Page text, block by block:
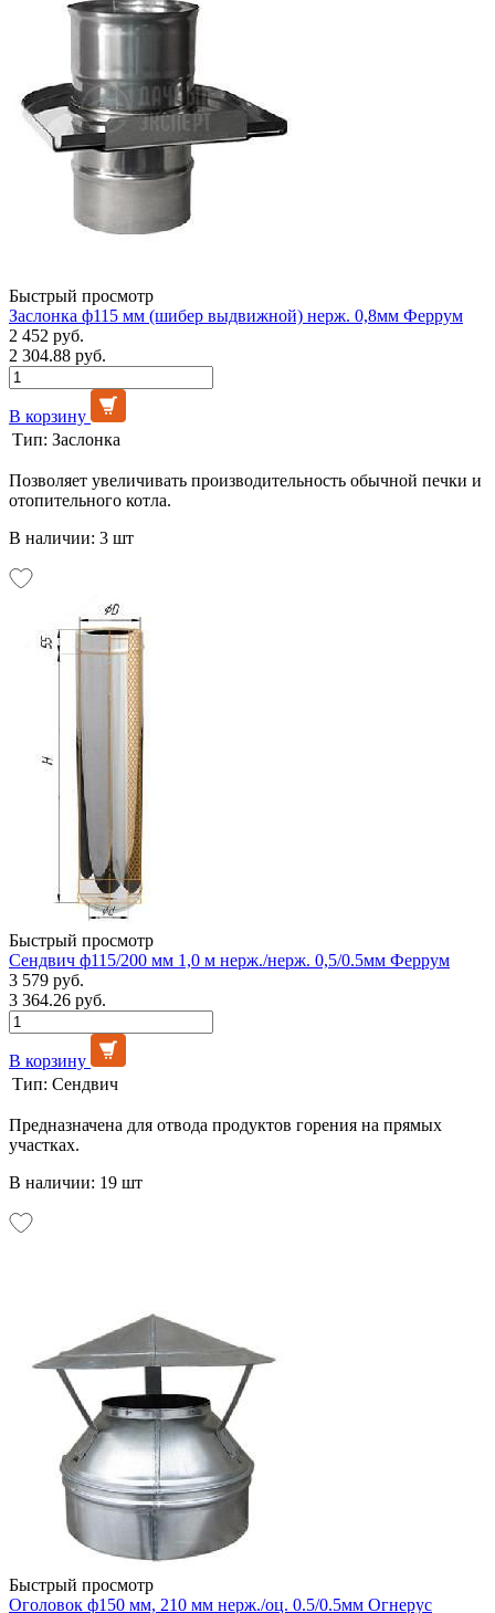
Быстрый просмотр
Заслонка ф115 мм (шибер выдвижной) нерж. 0,8мм Феррум
2 452 руб.
2 304.88 руб.
В корзину
Тип: Заслонка
Позволяет увеличивать производительность обычной печки и
отопительного котла.
В наличии: 3 шт
Быстрый просмотр
Сендвич ф115/200 мм 1,0 м нерж./нерж. 0,5/0.5мм Феррум
3 579 руб.
3 364.26 руб.
В корзину
Тип: Сендвич
Предназначена для отвода продуктов горения на прямых
участках.
В наличии: 19 шт
Быстрый просмотр
Оголовок ф150 мм, 210 мм нерж./оц. 0.5/0.5мм Огнерус